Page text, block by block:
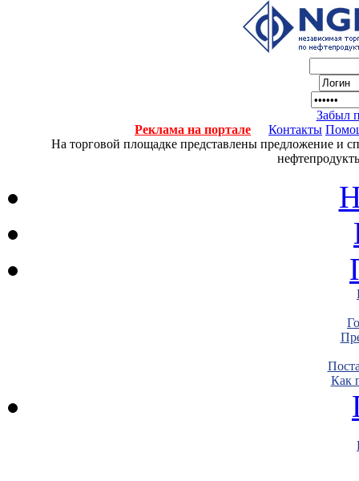
Забыл
Реклама на портале
Контакты
На торговой площадке представлены предложение и
Как